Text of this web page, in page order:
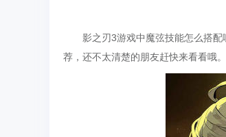
影之刃3游戏中魔弦技能怎么搭配
荐，还不太清楚的朋友赶快来看看哦。